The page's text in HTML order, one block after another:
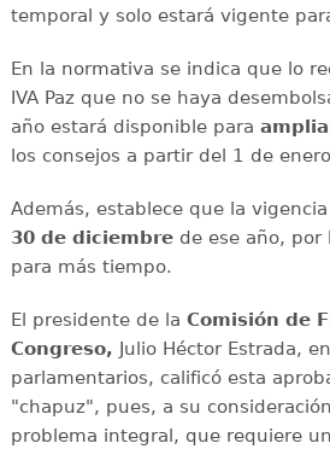
temporal y solo estará vigente
En la normativa se indica que lo
IVA Paz que no se haya
año estará disponible para
los consejos a partir del 1 de
Además, establece que la
30 de diciembrede ese año, por
para más tiempo.
El presidente de la Comisión de
Congreso, Julio Héctor Estrada,
parlamentarios, calificó esta
"chapuz", pues, a su
problema integral, que requiere